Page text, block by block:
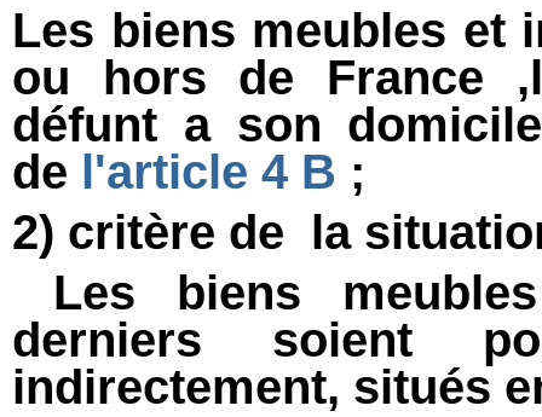
Les biens meubles et
ou hors de France
défunt a son
de l'article 4 B ;
2) critère de la
Les biens
derniers soient
indirectement, situés